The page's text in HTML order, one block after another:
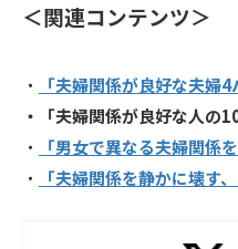
＜関連コンテンツ＞
・
「夫婦関係が良好な夫婦4
・「夫婦関係が良好な人の
・
「男女で異なる夫婦関係を
・
「夫婦関係を静かに壊す、